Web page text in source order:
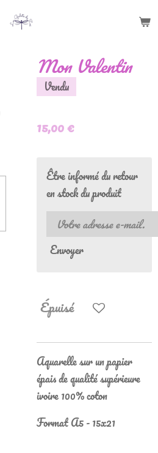
Mon Valentin
Vendu
15,00 €
Être informé du retour
en stock du produit
Envoyer
Épuisé
Aquarelle sur un papier
épais de qualité supérieure
ivoire 100% coton
Format A5 - 15x21